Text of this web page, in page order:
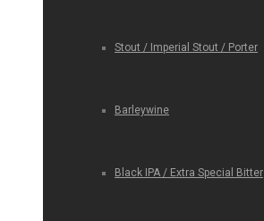
Stout / Imperial Stout / Porter
Barleywine
Black IPA / Extra Special Bitter